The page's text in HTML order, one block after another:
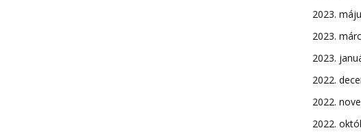
2023.
2023.
2023.
2022.
2022.
2022.